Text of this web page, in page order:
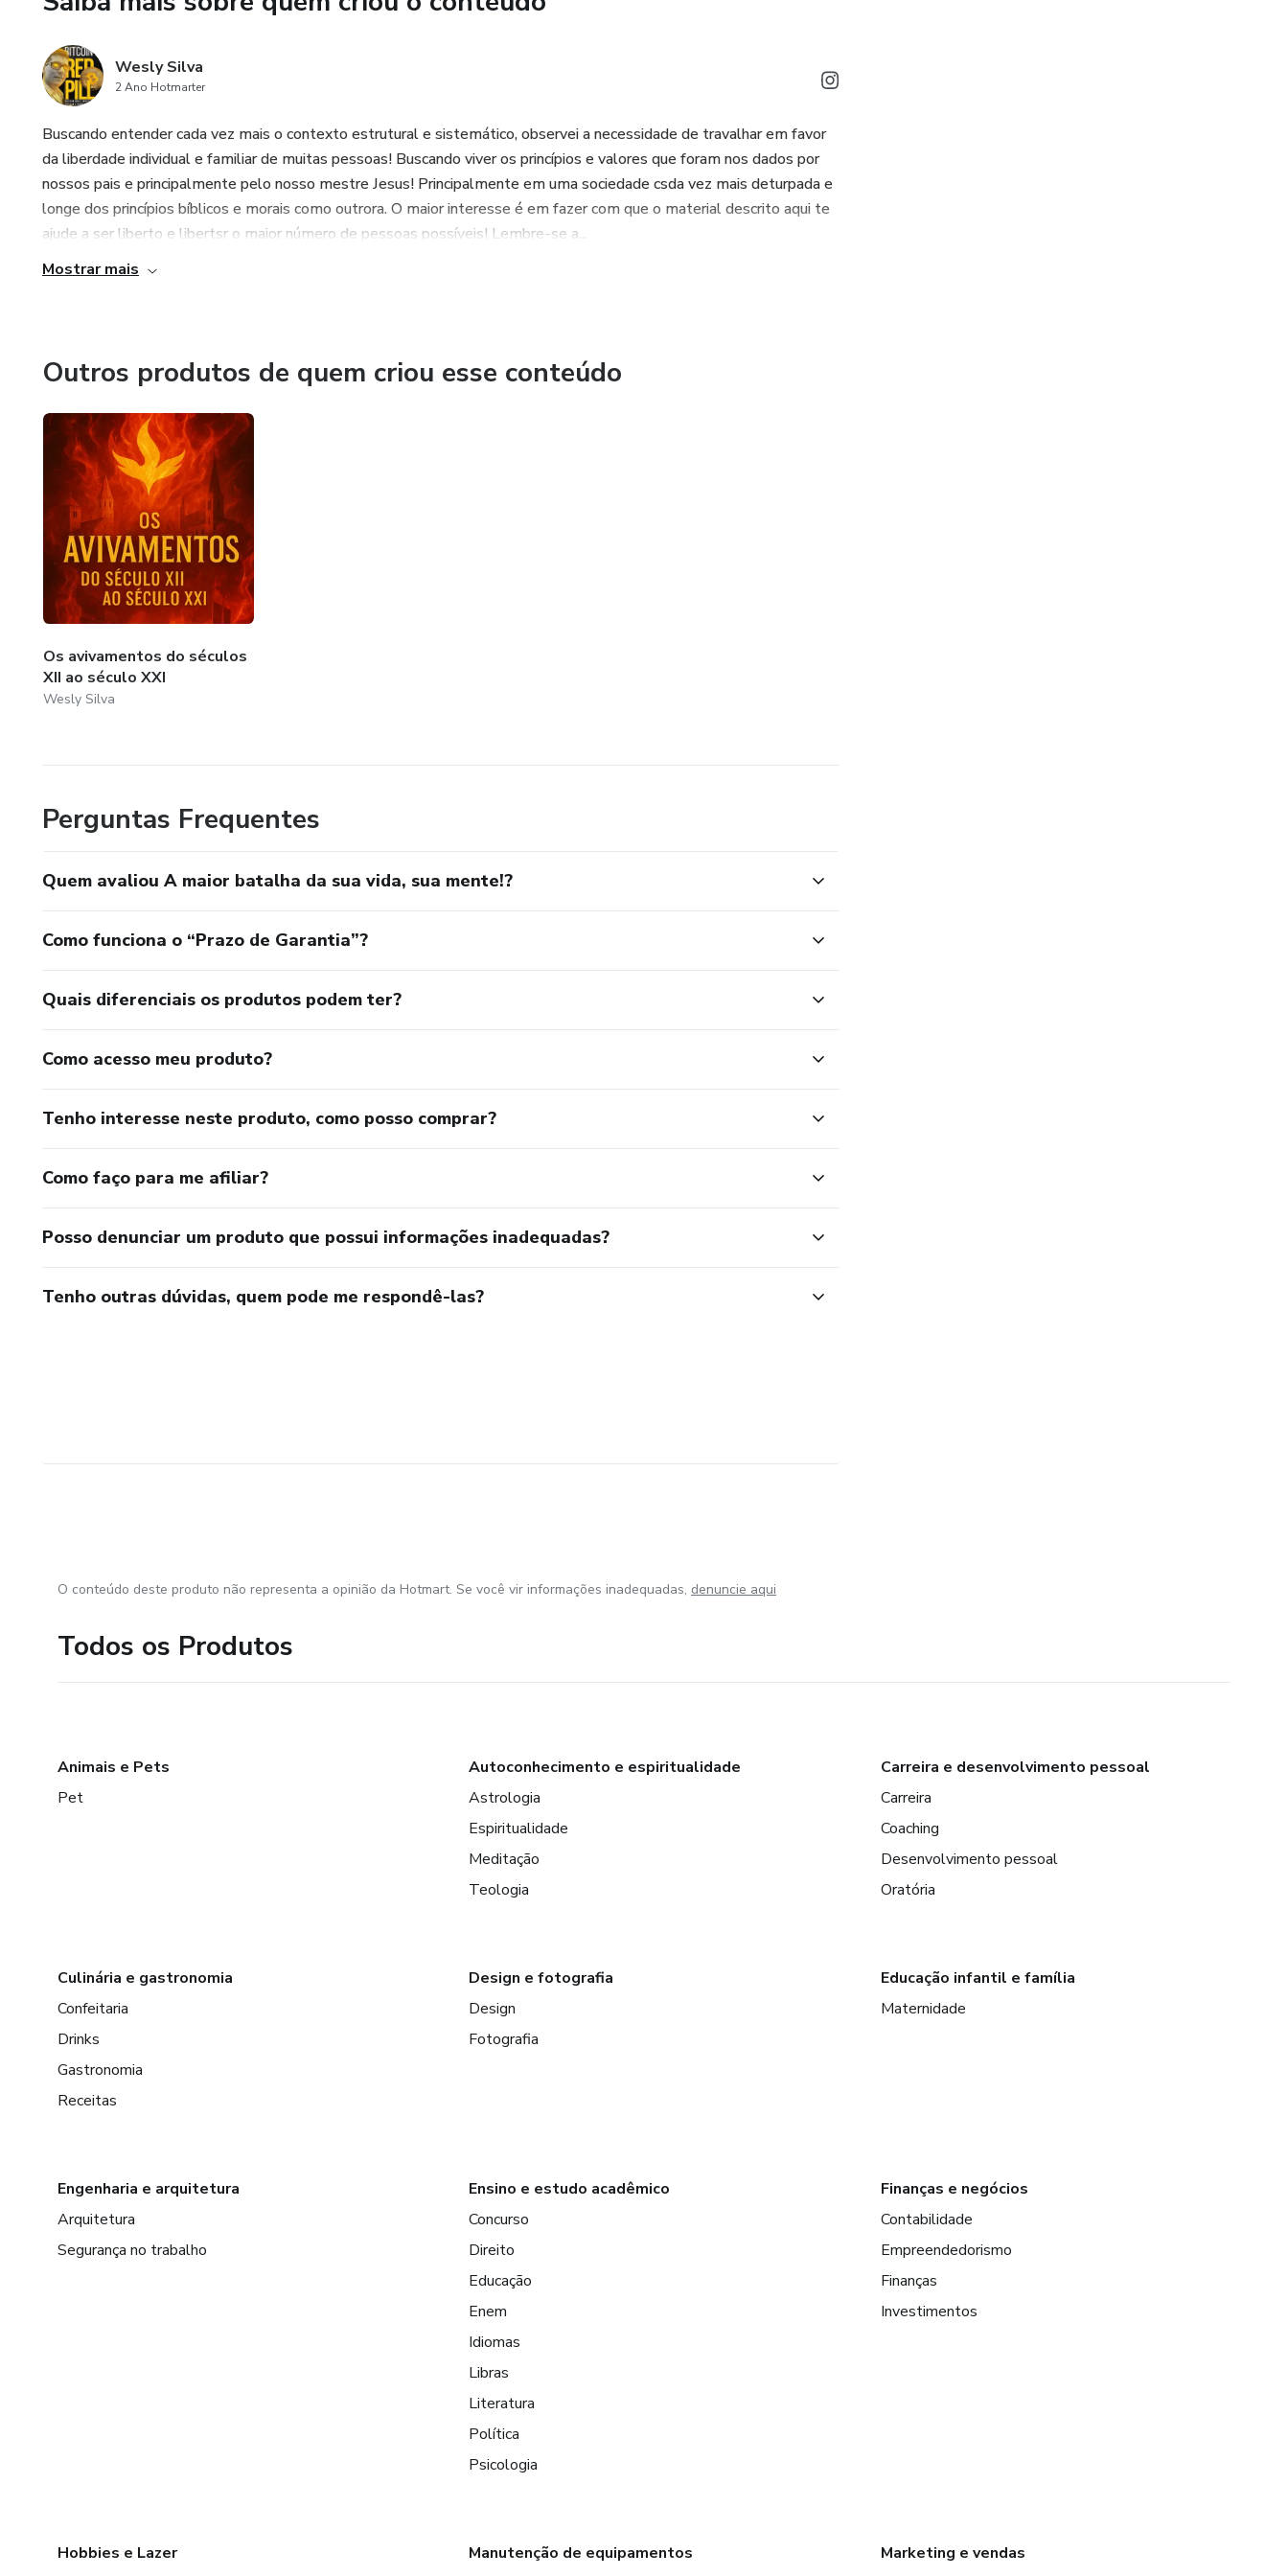
* **Paulo**: que travou uma guerra diária contra seus pensamentos, sentimentos de
lidamos com nossas próprias batalhas.
Este livro é um chamado para que o leitor compreenda que **a mente é o principal campo
de guerra espiritual**. Nele, você aprenderá princípios práticos para vencer o medo, a
ansiedade, a culpa e a tentação, encontrando em Deus a verdadeira força para perseverar.
Wesly Silva
2 Ano Hotmarter
Buscando entender cada vez mais o contexto estrutural e sistemático, observei a necessidade de travalhar em favor
da liberdade individual e familiar de muitas pessoas! Buscando viver os princípios e valores que foram nos dados por
nossos pais e principalmente pelo nosso mestre Jesus! Principalmente em uma sociedade csda vez mais deturpada e
longe dos princípios bíblicos e morais como outrora. O maior interesse é em fazer com que o material descrito aqui te
ajude a ser liberto e libertsr o maior número de pessoas possíveis! Lembre-se a...
Mostrar mais
Outros produtos de quem criou esse conteúdo
Os avivamentos do séculos
XII ao século XXI
Wesly Silva
Perguntas Frequentes
Quem avaliou A maior batalha da sua vida, sua mente!?
Como funciona o “Prazo de Garantia”?
Quais diferenciais os produtos podem ter?
Como acesso meu produto?
Tenho interesse neste produto, como posso comprar?
Como faço para me afiliar?
Posso denunciar um produto que possui informações inadequadas?
Tenho outras dúvidas, quem pode me respondê-las?
O conteúdo deste produto não representa a opinião da Hotmart. Se você vir informações inadequadas, denuncie aqui
Todos os Produtos
Animais e Pets
Pet
Autoconhecimento e espiritualidade
Astrologia
Espiritualidade
Meditação
Teologia
Carreira e desenvolvimento pessoal
Carreira
Coaching
Desenvolvimento pessoal
Oratória
Culinária e gastronomia
Confeitaria
Drinks
Gastronomia
Receitas
Design e fotografia
Design
Fotografia
Educação infantil e família
Maternidade
Engenharia e arquitetura
Arquitetura
Segurança no trabalho
Ensino e estudo acadêmico
Concurso
Direito
Educação
Enem
Idiomas
Libras
Literatura
Política
Psicologia
Finanças e negócios
Contabilidade
Empreendedorismo
Finanças
Investimentos
Hobbies e Lazer
Manutenção de equipamentos
Marketing e vendas